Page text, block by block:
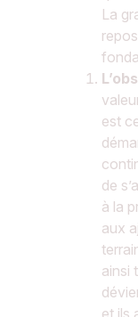
La
est
de
à la
aux
ainsi